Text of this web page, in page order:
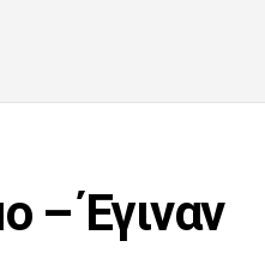
– Έγιναν